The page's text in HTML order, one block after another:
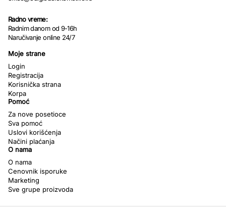
Radno vreme:
Radnim danom od 9-16h
Naručivanje online 24/7
Moje strane
Login
Registracija
Korisnička strana
Korpa
Pomoć
Za nove posetioce
Sva pomoć
Uslovi korišćenja
Načini plaćanja
O nama
O nama
Cenovnik isporuke
Marketing
Sve grupe proizvoda